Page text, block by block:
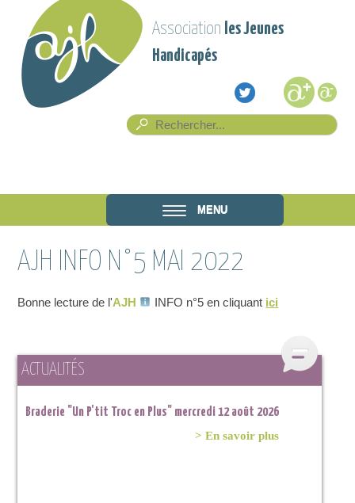
Aller au contenu principal
Association les Jeunes
Handicapés
Formulaire de recherche
Association
les Jeunes
Handicapés
MENU
AJH INFO N°5 MAI 2022
Bonne lecture de l'AJH INFO n°5 en cliquant ici
ACTUALITÉS
Braderie "Un P'tit Troc en Plus" mercredi 12 août 2026
> En savoir plus